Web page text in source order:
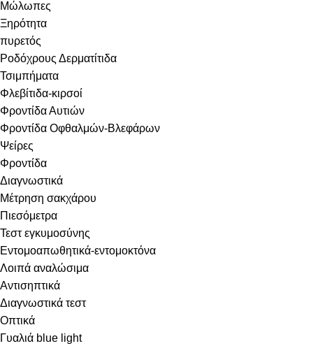
Μώλωπες
Ξηρότητα
πυρετός
Ροδόχρους Δερματίτιδα
Τσιμπήματα
Φλεβίτιδα-κιρσοί
Φροντίδα Αυτιών
Φροντίδα Οφθαλμών-Βλεφάρων
Ψείρες
Φροντίδα
Διαγνωστικά
Μέτρηση σακχάρου
Πιεσόμετρα
Τεστ εγκυμοσύνης
Εντομοαπωθητικά-εντομοκτόνα
Λοιπά αναλώσιμα
Αντισηπτικά
Διαγνωστικά τεστ
Οπτικά
Γυαλιά blue light